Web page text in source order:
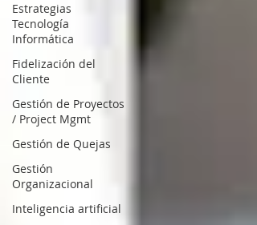
Estrategias
Tecnología
Informática
Fidelización del
Cliente
Gestión de Proyectos
/ Project Mgmt
Gestión de Quejas
Gestión
Organizacional
Inteligencia artificial